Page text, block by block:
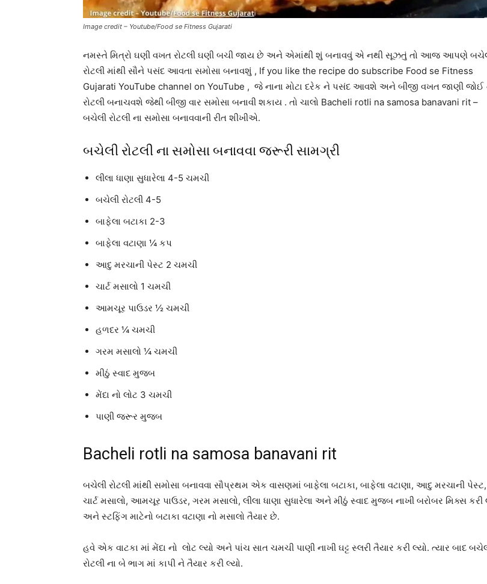
Image credit – Youtube/Food se Fitness Gujarati
નમસ્તે મિત્રો ઘણી વખત રોટલી ઘણી બચી જાય છે અને એમાંથી શું બનાવવું એ નથી સૂઝતું તો આજ આપણે
રોટલી માંથી સૌને પસંદ આવતા સમોસા બનાવશું , If you like the recipe do subscribe Food se Fitness
Gujarati YouTube channel on YouTube , જે નાના મોટા દરેક ને પસંદ આવશે અને બીજી વખત જાણી જોઈ
રોટલી બનાચવશે જેથી બીજી વાર સમોસા બનાવી શકાય . તો ચાલો Bacheli rotli na samosa banavani rit –
બચેલી રોટલી ના સમોસા બનાવવાની રીત શીખીએ.
બચેલી રોટલી ના સમોસા બનાવવા જરૂરી સામગ્રી
લીલા ધાણા સુધારેલા 4-5 ચમચી
બચેલી રોટલી 4-5
બાફેલા બટાકા 2-3
બાફેલા વટાણા ¼ કપ
આદુ મરચાની પેસ્ટ 2 ચમચી
ચાર્ટ મસાલો 1 ચમચી
આમચૂર પાઉડર ½ ચમચી
હળદર ¼ ચમચી
ગરમ મસાલો ¼ ચમચી
મીઠું સ્વાદ મુજબ
મેંદા નો લોટ 3 ચમચી
પાણી જરૂર મુજબ
Bacheli rotli na samosa banavani rit
બચેલી રોટલી માંથી સમોસા બનાવવા સૌપ્રથમ એક વાસણમાં બાફેલા બટાકા, બાફેલા વટાણા, આદુ મરચાની પેસ્ટ,
ચાર્ટ મસાલો, આમચૂર પાઉડર, ગરમ મસાલો, લીલા ધાણા સુધારેલા અને મીઠું સ્વાદ મુજબ નાખી બરોબર મિક્સ કરી
અને સ્ટફિંગ માટેનો બટાકા વટાણા નો મસાલો તૈયાર છે.
હવે એક વાટકા માં મેંદા નો લોટ લ્યો અને પાંચ સાત ચમચી પાણી નાખી ઘટ્ટ સ્લરી તૈયાર કરી લ્યો. ત્યાર બાદ
રોટલી ના બે ભાગ માં કાપી ને તૈયાર કરી લ્યો.